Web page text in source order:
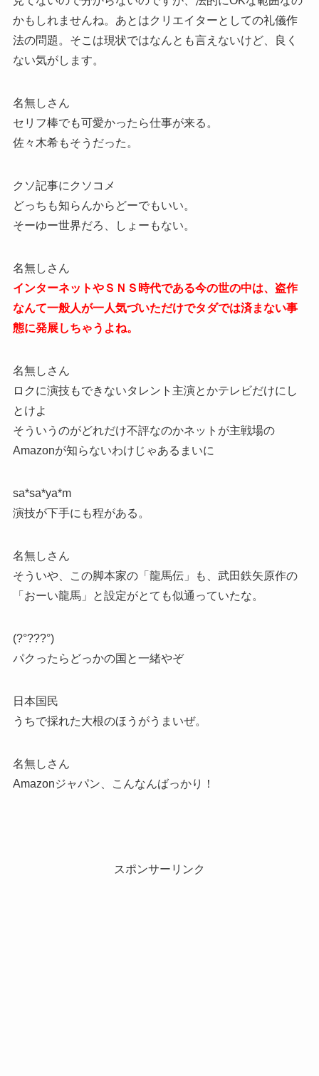
かもしれませんね。あとはクリエイターとしての礼儀作
法の問題。そこは現状ではなんとも言えないけど、良く
ない気がします。
名無しさん
セリフ棒でも可愛かったら仕事が来る。
佐々木希もそうだった。
クソ記事にクソコメ
どっちも知らんからどーでもいい。
そーゆー世界だろ、しょーもない。
名無しさん
インターネットやＳＮＳ時代である今の世の中は、盗作
なんて一般人が一人気づいただけでタダでは済まない事
態に発展しちゃうよね。
名無しさん
ロクに演技もできないタレント主演とかテレビだけにし
とけよ
そういうのがどれだけ不評なのかネットが主戦場の
Amazonが知らないわけじゃあるまいに
sa*sa*ya*m
演技が下手にも程がある。
名無しさん
そういや、この脚本家の「龍馬伝」も、武田鉄矢原作の
「おーい龍馬」と設定がとても似通っていたな。
(?°???°)
パクったらどっかの国と一緒やぞ
日本国民
うちで採れた大根のほうがうまいぜ。
名無しさん
Amazonジャパン、こんなんばっかり！
スポンサーリンク